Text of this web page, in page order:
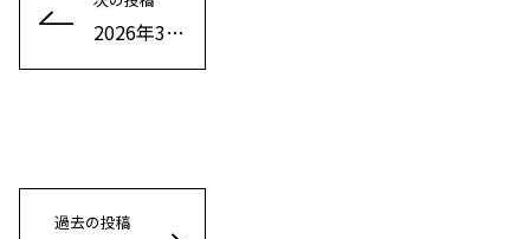
過去の投稿
2026年3月 タングステン価格表